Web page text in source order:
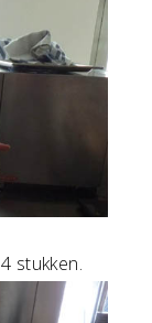
stukken.